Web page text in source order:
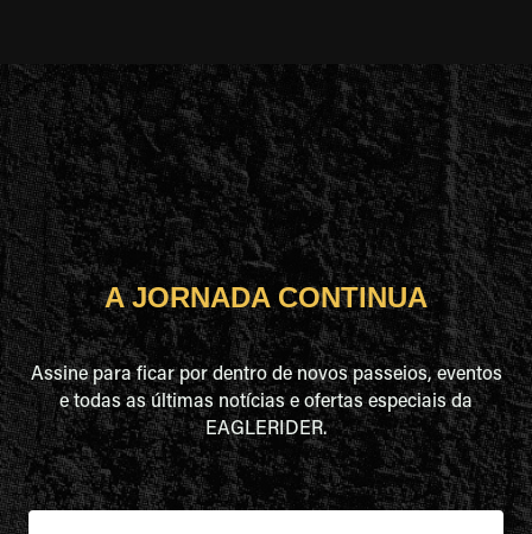
A JORNADA CONTINUA
Assine para ficar por dentro de novos passeios, eventos
e todas as últimas notícias e ofertas especiais da
EAGLERIDER.